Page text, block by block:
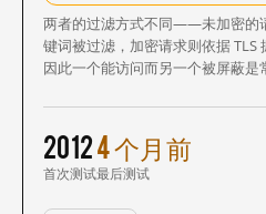
两者的过滤方式不同——未加密的
键词被过滤，加密请求则依据 TLS
因此一个能访问而另一个被屏蔽是
2012
首次测试
4 个月前
最后测试